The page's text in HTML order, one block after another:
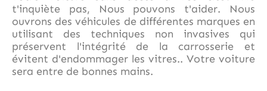
t'inquiète pas, Nous pouvons t'aider. Nous
ouvrons des véhicules de différentes marques en
utilisant des techniques non invasives qui
préservent l'intégrité de la carrosserie et
évitent d'endommager les vitres.. Votre voiture
sera entre de bonnes mains.